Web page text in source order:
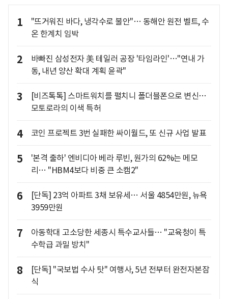
1
"뜨거워진 바다, 냉각수로 불안"… 동해안 원전 벨트, 수
온 한계치 임박
2
바빠진 삼성전자 美 테일러 공장 '타임라인'…"연내 가
동, 내년 양산 확대 계획 윤곽"
3
[비즈톡톡] 스마트워치를 펼치니 폴더블폰으로 변신…
모토로라의 이색 특허
4 코인 프로젝트 3번 실패한 싸이월드, 또 신규 사업 발표
5
'본격 출하' 엔비디아 베라 루빈, 원가의 62%는 메모
리… "HBM4보다 비중 큰 소캠2"
6
[단독] 23억 아파트 3채 보유세… 서울 4854만원, 뉴욕
3959만원
7
아동학대 고소당한 세종시 특수교사들… "교육청이 특
수학급 과밀 방치"
8
[단독] "국보법 수사 탓" 여행사, 5년 전부터 완전자본잠
식